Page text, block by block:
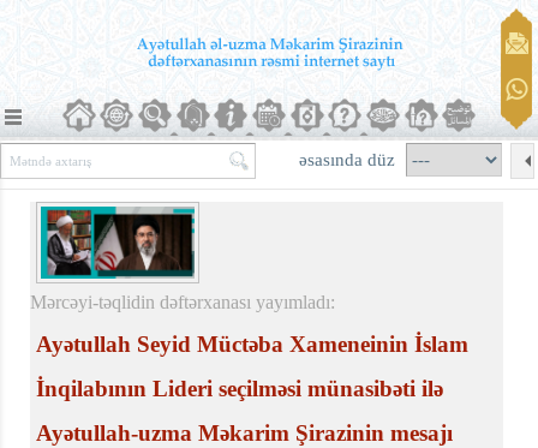
əsasında düz
Mərcəyi-təqlidin dəftərxanası yayımladı:
Ayətullah Seyid Müctəba Xameneinin İslam
İnqilabının Lideri seçilməsi münasibəti ilə
Ayətullah-uzma Məkarim Şirazinin mesajı